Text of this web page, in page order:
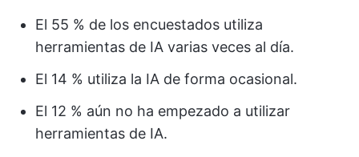
El 55 % de los encuestados utiliza
herramientas de IA varias veces al día.
El 14 % utiliza la IA de forma ocasional.
El 12 % aún no ha empezado a utilizar
herramientas de IA.